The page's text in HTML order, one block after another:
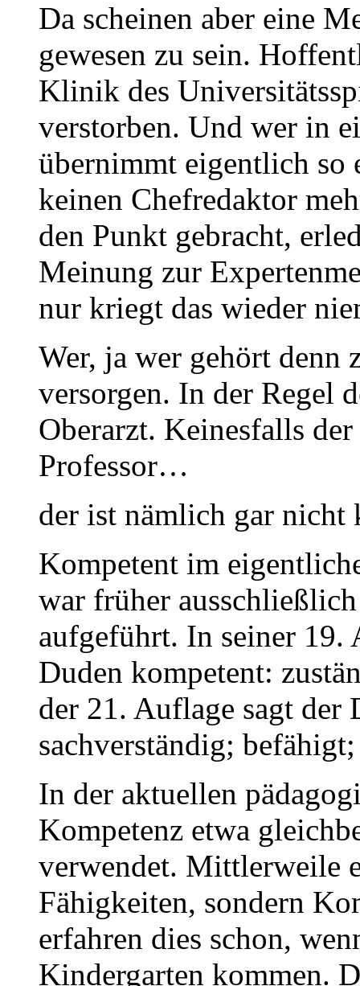
Da scheinen aber eine
gewesen zu sein.
Klinik des
verstorben. Und wer in
übernimmt eigentlich so
keinen Chefredaktor
den Punkt gebracht,
Meinung zur
nur kriegt das wieder
Wer, ja wer gehört denn
versorgen. In der Regel
Oberarzt. Keinesfalls
Professor…
der ist nämlich gar nicht
Kompetent im
war früher
aufgeführt. In seiner
Duden kompetent:
der 21. Auflage sagt der
sachverständig;
In der aktuellen
Kompetenz etwa
verwendet. Mittlerweile
Fähigkeiten, sondern
erfahren dies schon,
Kindergarten kommen.